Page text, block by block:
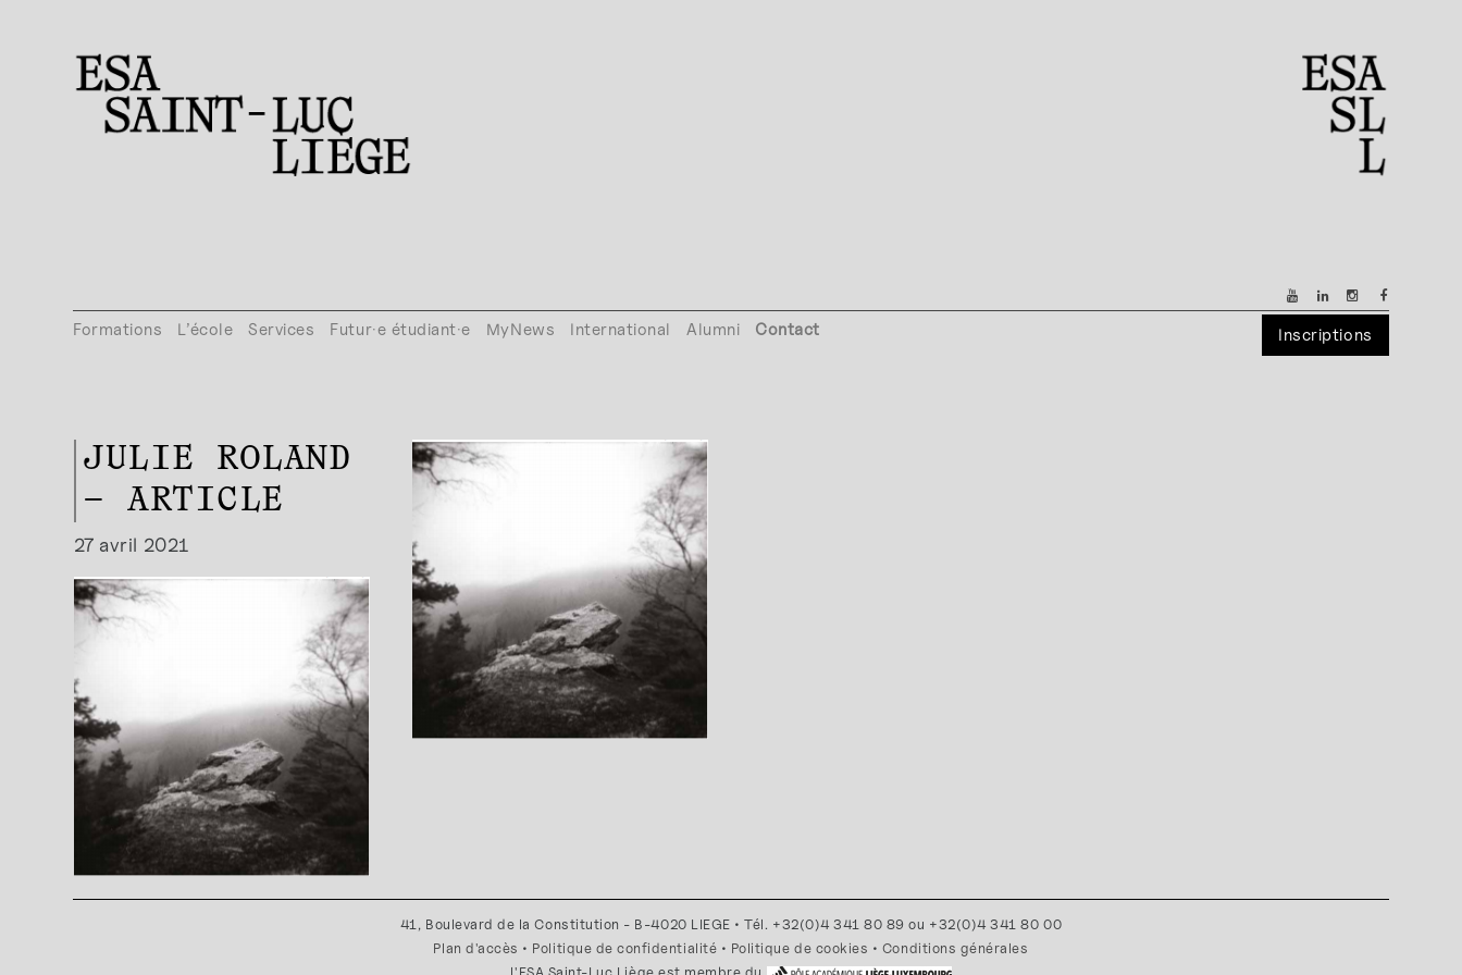
Formations L’école Services Futur·e étudiant·e MyNews International Alumni Contact Inscriptions
JULIE ROLAND
– ARTICLE
27 avril 2021
41, Boulevard de la Constitution - B-4020 LIEGE • Tél. +32(0)4 341 80 89 ou +32(0)4 341 80 00
Plan d'accès • Politique de confidentialité • Politique de cookies • Conditions générales